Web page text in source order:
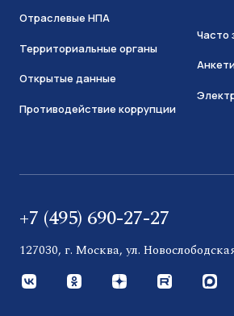
Отраслевые НПА
Территориальные органы
Открытые данные
Противодействие коррупции
Часто
+7 (495) 690-27-27
127030, г. Москва, ул.